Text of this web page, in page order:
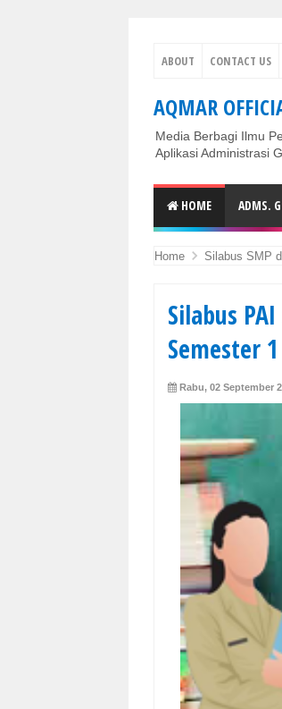
ABOUT CONTACT US
AQMAR
Media Berbagi Ilmu
Aplikasi Administrasi
HOME ADMS.
Home Silabus SMP
Silabus
Semester
Rabu, 02 September